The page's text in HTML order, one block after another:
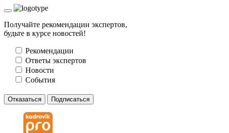
Получайте рекомендации экспертов,
будьте в курсе новостей!
Рекомендации
Ответы экспертов
Новости
События
Отказаться Подписаться